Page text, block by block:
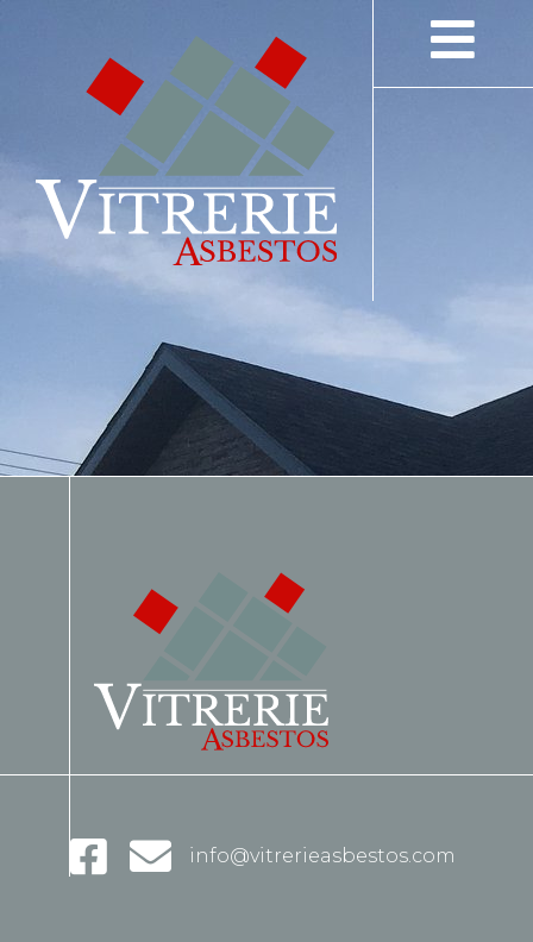
info@vitrerieasbestos.com